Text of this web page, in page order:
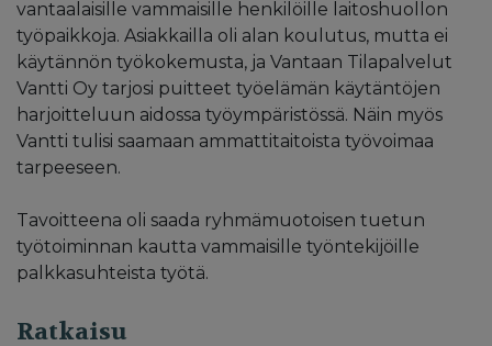
vantaalaisille vammaisille henkilöille laitoshuollon
työpaikkoja. Asiakkailla oli alan koulutus, mutta ei
käytännön työkokemusta, ja Vantaan Tilapalvelut
Vantti Oy tarjosi puitteet työelämän käytäntöjen
harjoitteluun aidossa työympäristössä. Näin myös
Vantti tulisi saamaan ammattitaitoista työvoimaa
tarpeeseen.
Tavoitteena oli saada ryhmämuotoisen tuetun
työtoiminnan kautta vammaisille työntekijöille
palkkasuhteista työtä.
Ratkaisu